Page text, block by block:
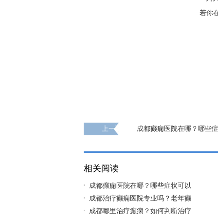
若你
上一页
成都癫痫医院在哪？哪些
相关阅读
成都癫痫医院在哪？哪些症状可以
成都治疗癫痫医院专业吗？老年癫
成都哪里治疗癫痫？如何判断治疗